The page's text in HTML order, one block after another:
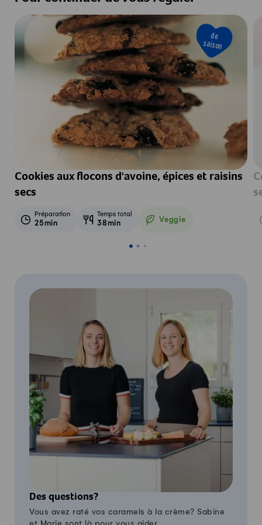
de
saison
Cookies aux flocons d'avoine, épices et raisins
secs
Préparation
25min
Temps total
38min Veggie
Veggie
Des questions?
Vous avez raté vos caramels à la crème? Sabine